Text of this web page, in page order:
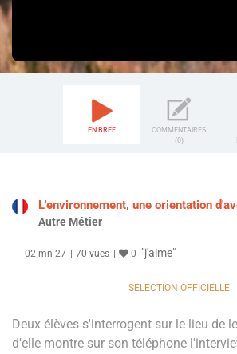
EN BREF
COMMENTAIRES
(0)
L'environnement, une orientation
Autre Métier
02 mn 27 70 vues 0 "j'aime"
SELECTION OFFICIELLE
Deux élèves s'interrogent sur le lieu de
d'elle montre sur son téléphone